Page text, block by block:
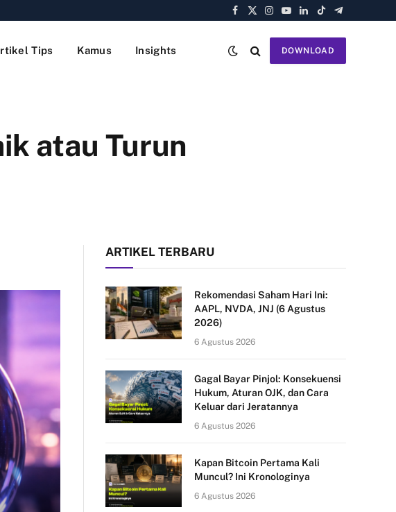
Facebook
X
Instagram
YouTube
LinkedIn
TikTokTelegram
Tips Kamus Insights DOWNLOAD
atau Turun
ARTIKEL TERBARU
Rekomendasi Saham Hari Ini:
AAPL, NVDA, JNJ (6 Agustus
2026)
6 Agustus 2026
Gagal Bayar Pinjol: Konsekuensi
Hukum, Aturan OJK, dan Cara
Keluar dari Jeratannya
6 Agustus 2026
Kapan Bitcoin Pertama Kali
Muncul? Ini Kronologinya
6 Agustus 2026